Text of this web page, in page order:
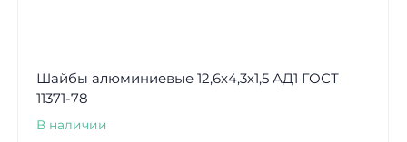
Шайбы алюминиевые 12,6х4,3х1,5 АД1 ГОСТ
11371-78
В наличии